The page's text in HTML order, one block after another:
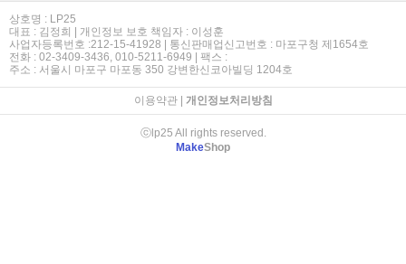
상호명 : LP25
대표 : 김정희 | 개인정보 보호 책임자 : 이성훈
사업자등록번호 :212-15-41928 | 통신판매업신고번호 : 마포구청 제1654호
전화 : 02-3409-3436, 010-5211-6949 | 팩스 :
주소 : 서울시 마포구 마포동 350 강변한신코아빌딩 1204호
이용약관| 개인정보처리방침
ⓒlp25 All rights reserved.
MakeShop